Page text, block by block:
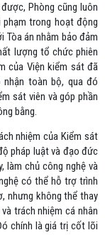
Phòng cũng luôn
trong hoạt động
Tòa án nhằm bảo đảm
lượng tổ chức phiên
của Viện kiểm sát đã
toàn bộ, qua đó
sát viên và góp phần
bằng.
nhiệm của Kiểm sát
pháp luật và đạo đức
làm chủ công nghệ và
có thể hỗ trợ trình
nhưng không thể thay
trách nhiệm cá nhân
chính là giá trị cốt lõi